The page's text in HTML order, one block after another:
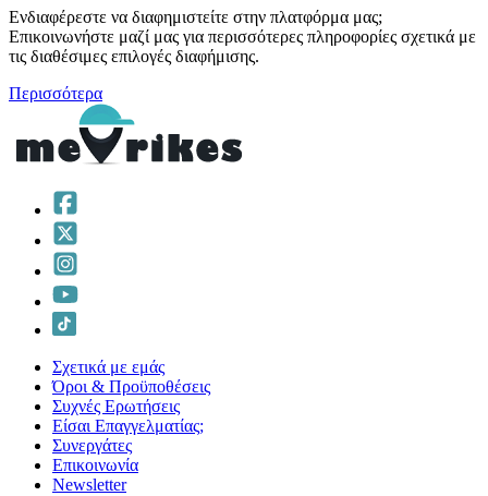
Ενδιαφέρεστε να διαφημιστείτε στην πλατφόρμα μας;
Επικοινωνήστε μαζί μας για περισσότερες πληροφορίες σχετικά με
τις διαθέσιμες επιλογές διαφήμισης.
Περισσότερα
Σχετικά με εμάς
Όροι & Προϋποθέσεις
Συχνές Ερωτήσεις
Είσαι Επαγγελματίας;
Συνεργάτες
Επικοινωνία
Νewsletter